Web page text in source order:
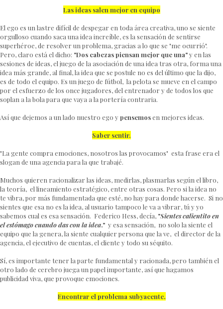
Las ideas salen mejor en equipo
El ego es un lastre difícil de despegar en toda área creativa, uno se siente
orgulloso cuando saca una idea increíble, es la sensación de sentirse
superhéroe, de resolver un problema, gracias a lo que se "me ocurrió".
Pero, claro está el dicho: "Dos cabezas piensan mejor que una"y en las
sesiones de ideas, el juego de la asociación de una idea tras otra, forma una
idea más grande, al final, la idea que se postule no es del último que la dijo,
es de todo el equipo. Es un juego de fútbol, la pelota se mueve en el campo
por el esfuerzo de los once jugadores, del entrenador y de todos los que
soplan a la bola para que vaya a la portería contraria.
Así que dejemos a un lado nuestro ego ypensemosen mejores ideas.
Saber sentir.
"La gente compra emociones, nosotros las provocamos" esta frase era el
slogan de una agencia para la que trabajé.
Muchos quieren racionalizar las ideas, medirlas, plasmarlas según el libro,
la teoría, el lineamiento estratégico, entre otras cosas. Pero si la idea no
te vibra, por más fundamentada que esté, no hay para donde hacerse. Si no
sientes que esa no es la idea, al usuario tampoco le va a vibrar, tú y yo
sabemos cual es esa sensación. Federico Hess, decía, "Sientes calientito en
el estómago cuando das con la idea." y esa sensación, no solo la siente el
equipo que la genera, la siente cualquier persona que la ve, el director de la
agencia, el ejecutivo de cuentas, el cliente y todo su séquito.
Sí, es importante tener la parte fundamental y racionada, pero también el
otro lado de cerebro juega un papel importante, así que hagamos
publicidad viva, que provoque emociones.
Encontrar el problema subyacente.